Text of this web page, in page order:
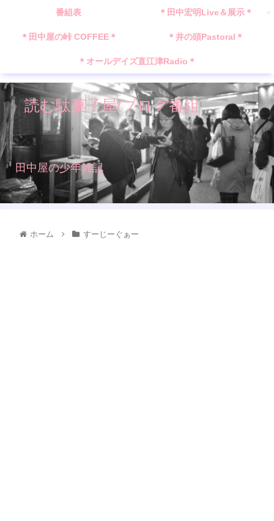
読む駄菓子屋/ブログ番組
田中屋の少年雑記
番組表 ＊田中宏明Live＆展示＊
＊田中屋の峠 COFFEE＊ ＊井の頭Pastoral＊
＊オールデイズ直江津Radio＊
ホーム すーじーぐぁー